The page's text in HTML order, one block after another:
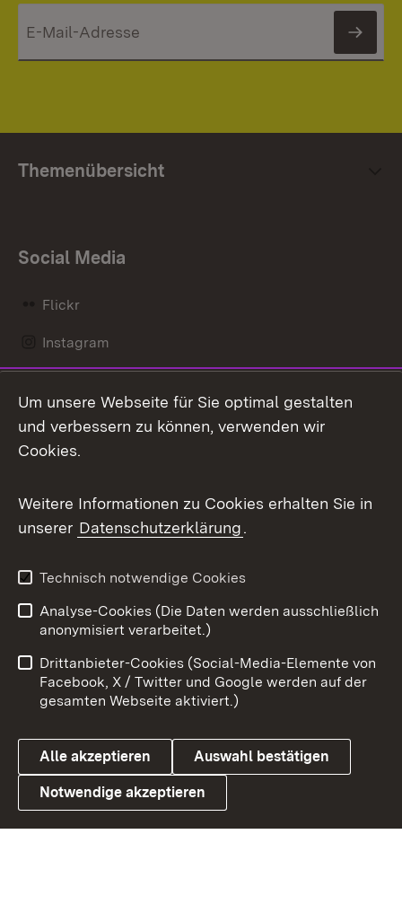
Themenübersicht
Social Media
Flickr
Instagram
Mastodon
Messenger
Social Wall
X / Twitter
Youtube
Link zum Landesportal
Benutzungshinweise
Barrierefreiheit
Datenschutz
Cookies
Um unsere Webseite für Sie optimal gestalten
und verbessern zu können, verwenden wir
Cookies.
Weitere Informationen zu Cookies erhalten Sie in
unserer Datenschutzerklärung.
Technisch notwendige Cookies
Analyse-Cookies (Die Daten werden ausschließlich
anonymisiert verarbeitet.)
Drittanbieter-Cookies (Social-Media-Elemente von
Facebook, X / Twitter und Google werden auf der
gesamten Webseite aktiviert.)
Alle akzeptieren Auswahl bestätigen
Notwendige akzeptieren